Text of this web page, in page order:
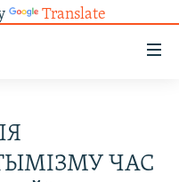
Translate
ЧАС